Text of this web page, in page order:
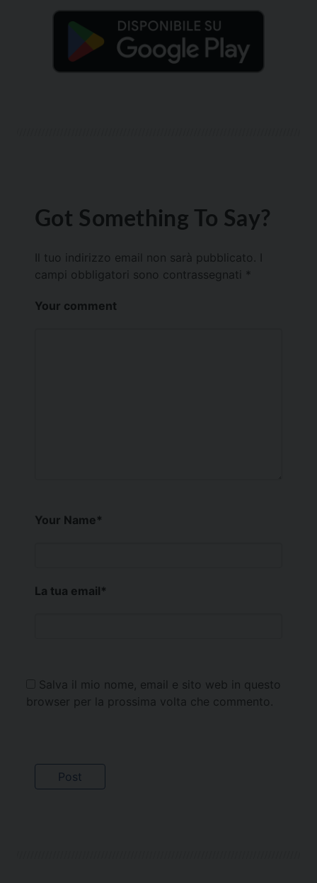
Got Something To Say?
Il tuo indirizzo email non sarà pubblicato.
campi obbligatori sono contrassegnati *
Your comment
Your Name*
La tua email*
Salva il mio nome, email e sito web in questo
browser per la prossima volta che commento.